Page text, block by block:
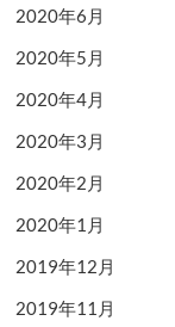
2020年6月
2020年5月
2020年4月
2020年3月
2020年2月
2020年1月
2019年12月
2019年11月